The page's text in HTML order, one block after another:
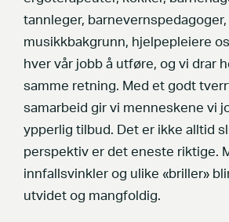
tannleger,
musikkbakgrunn, hjelpepleiere
hver vår jobb å utføre, og vi drar
samme retning. Med et godt
samarbeid gir vi menneskene vi
ypperlig tilbud. Det er ikke alltid
perspektiv er det eneste riktige.
innfallsvinkler og ulike «briller»
utvidet og mangfoldig.